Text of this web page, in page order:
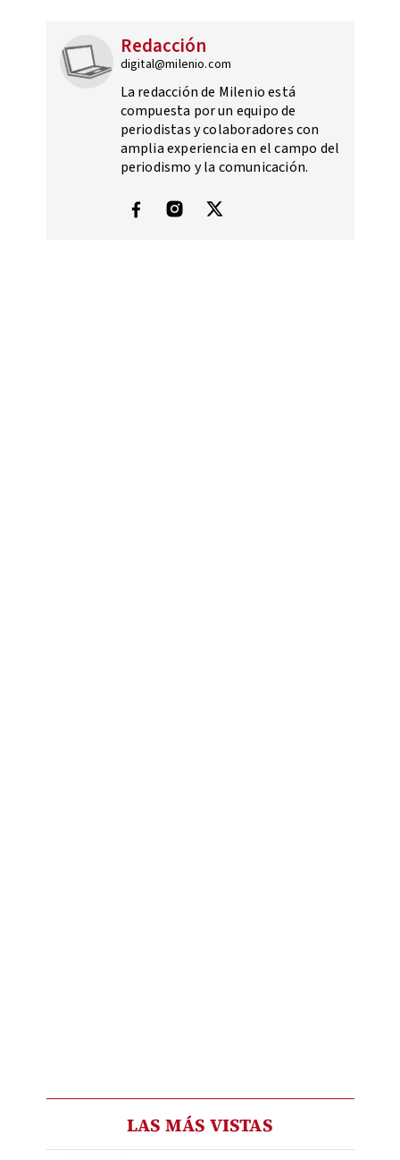
Redacción
digital@milenio.com
La redacción de Milenio está
compuesta por un equipo de
periodistas y colaboradores con
amplia experiencia en el campo del
periodismo y la comunicación.
LAS MÁS VISTAS